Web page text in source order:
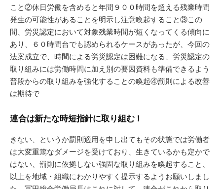
こと②休日労働を含めると年間９００時間を超える残業時間
発生の可能性があることを明示し注意喚起すること③この
間、労災認定において対象残業時間が短くなってくる傾向に
あり、６０時間台でも認められるケースがあったが、今回の
法案成立で、時間による労災認定は困難になる、労災認定の
取り組みには労働時間に加え別の要因資料も準備できるよう
普段からの取り組みを強化することの喚起④罰則による改善
は期待で
連合は新たな時短指針に取り組む！
きない、というか罰則適用を申し出てもその状態では労働者
は大変重篤なダメージを受けており、生きているかも定かで
はない、罰則に依拠しない強固な取り組みを喚起すること、
以上を地域・組織にわかりやすく提示するようお願いしまし